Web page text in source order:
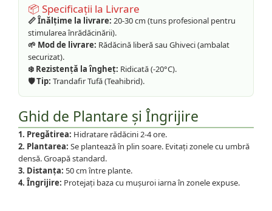
📦 Specificații la Livrare
📏 Înălțime la livrare: 20-30 cm (tuns profesional pentru
stimularea înrădăcinării).
🌱 Mod de livrare: Rădăcină liberă sau Ghiveci (ambalat
securizat).
❄️ Rezistență la îngheț: Ridicată (-20°C).
🛡️ Tip: Trandafir Tufă (Teahibrid).
Ghid de Plantare și Îngrijire
1. Pregătirea: Hidratare rădăcini 2-4 ore.
2. Plantarea: Se plantează în plin soare. Evitați zonele cu umbră
densă. Groapă standard.
3. Distanța: 50 cm între plante.
4. Îngrijire: Protejați baza cu mușuroi iarna în zonele expuse.